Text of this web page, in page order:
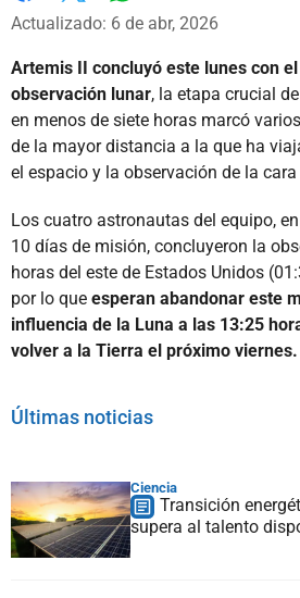
Facebook
X
Actualizado: 6 de abr, 2026
Artemis II concluyó este lunes con
observación lunar, la etapa crucial
en menos de siete horas marcó
de la mayor distancia a la que ha
el espacio y la observación de la
Los cuatro astronautas del equipo,
10 días de misión, concluyeron la
horas del este de Estados Unidos
por lo que esperan abandonar este
influencia de la Luna a las 13:25
volver a la Tierra el próximo viernes.
Últimas noticias
Ciencia
Transición
supera al talento